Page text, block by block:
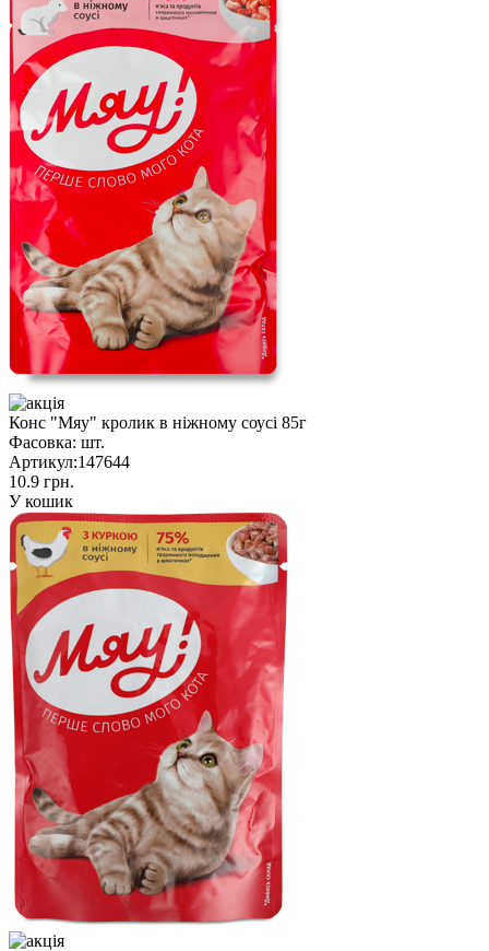
Конс "Мяу" кролик в ніжному соусі 85г
Фасовка: шт.
Артикул:147644
10.9 грн.
У кошик